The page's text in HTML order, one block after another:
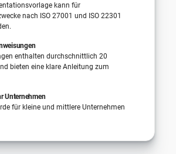
kann für
nach ISO 27001 und ISO 22301
enthalten durchschnittlich 20
bieten eine klare Anleitung zum
Unternehmen
für kleine und mittlere Unternehmen